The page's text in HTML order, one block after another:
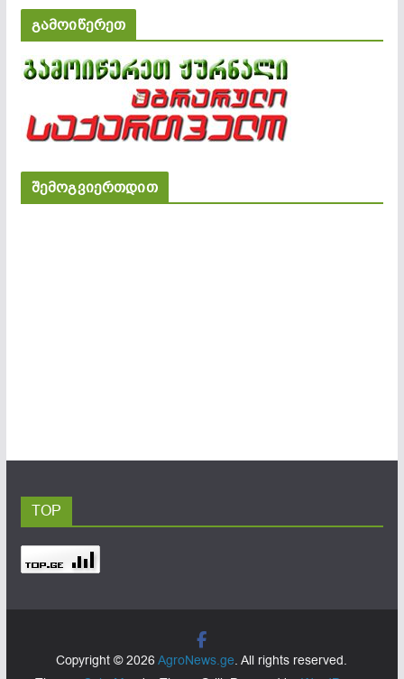
გამოიწერეთ
შემოგვიერთდით
TOP
Copyright © 2026AgroNews.ge. All rights reserved.